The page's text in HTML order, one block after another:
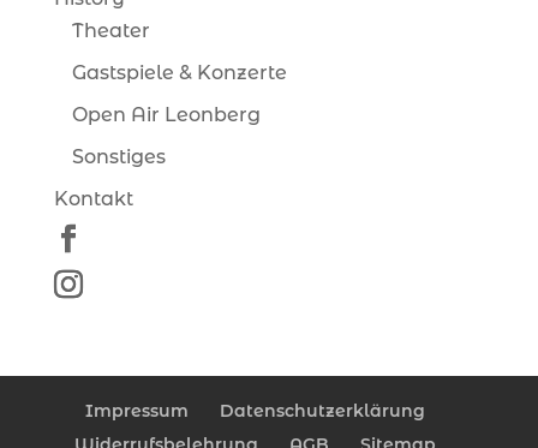
Theater
Gastspiele & Konzerte
Open Air Leonberg
Sonstiges
Kontakt
Impressum
Datenschutzerklärung